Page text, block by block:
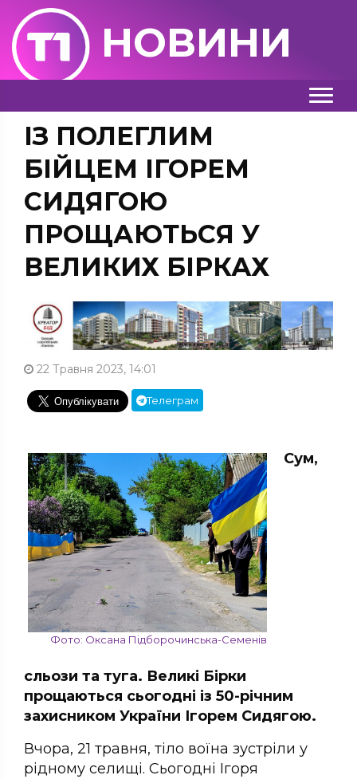
НОВИНИ
ІЗ ПОЛЕГЛИМ
БІЙЦЕМ ІГОРЕМ
СИДЯГОЮ
ПРОЩАЮТЬСЯ У
ВЕЛИКИХ БІРКАХ
22 Травня 2023, 14:01
Телеграм
Фото: Оксана Підборочинська-Семенів
Сум,
сльози та туга. Великі Бірки
прощаються сьогодні із 50-річним
захисником України Ігорем Сидягою.
Вчора, 21 травня, тіло воїна зустріли у
рідному селищі. Сьогодні Ігоря